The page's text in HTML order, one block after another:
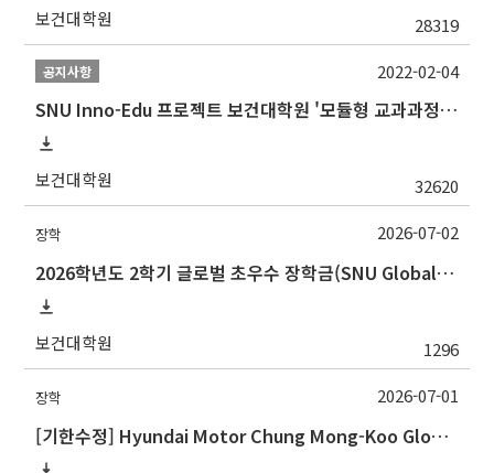
보건대학원 28319
공지사항
SNU Inno-Edu 프로젝트 보건대학원 '모듈형 교과과정' 안내(revised 2022/2/28)
보건대학원 32620
2022-02-04
장학
2026학년도 2학기 글로벌 초우수 장학금(SNU Global Scholarship, GS) 신청 안내
보건대학원 1296
2026-07-02
장학
[기한수정] Hyundai Motor Chung Mong-Koo Global Scholarship for Fall 2026 (2026학년도 2학기 현대차정몽구 글로벌장학사업 신규 선발 안내 )
2026-07-01